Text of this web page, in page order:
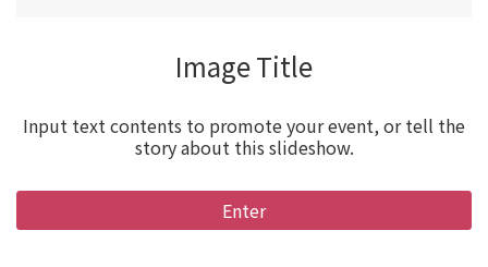
Image Title
Input text contents to promote your event, or tell the
story about this slideshow.
Enter